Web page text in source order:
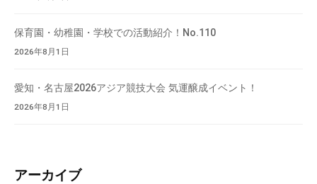
保育園・幼稚園・学校での活動紹介！No.110
2026年8月1日
愛知・名古屋2026アジア競技大会 気運醸成イベント！
2026年8月1日
アーカイブ